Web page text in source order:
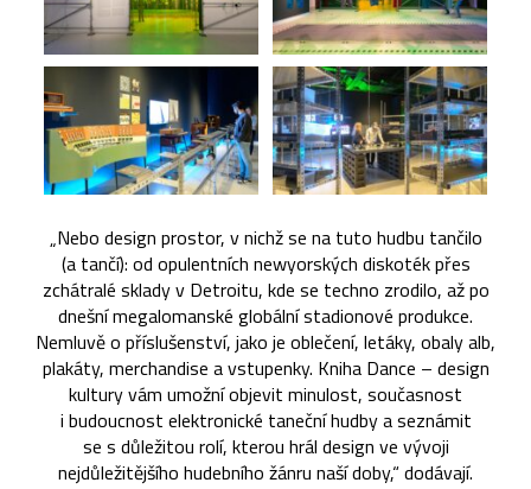
„Nebo design prostor, v nichž se na tuto hudbu tančilo
(a tančí): od opulentních newyorských diskoték přes
zchátralé sklady v Detroitu, kde se techno zrodilo, až po
dnešní megalomanské globální stadionové produkce.
Nemluvě o příslušenství, jako je oblečení, letáky, obaly alb,
plakáty, merchandise a vstupenky. Kniha Dance – design
kultury vám umožní objevit minulost, současnost
i budoucnost elektronické taneční hudby a seznámit
se s důležitou rolí, kterou hrál design ve vývoji
nejdůležitějšího hudebního žánru naší doby,“ dodávají.